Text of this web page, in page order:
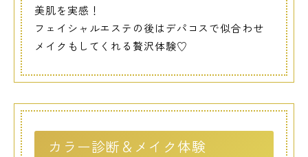
美肌を実感！
フェイシャルエステの後はデパコスで似合わせ
メイクもしてくれる贅沢体験♡
カラー診断＆メイク体験